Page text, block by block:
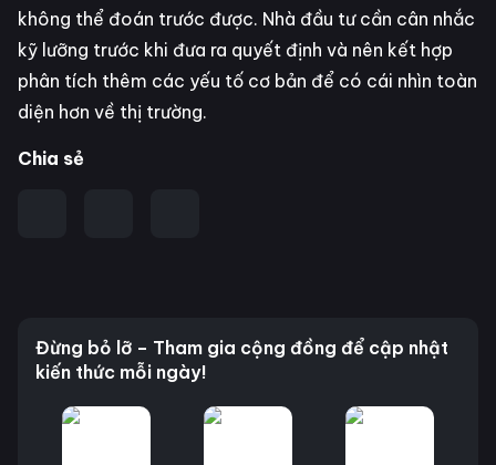
không thể đoán trước được. Nhà đầu tư cần cân nhắc
kỹ lưỡng trước khi đưa ra quyết định và nên kết hợp
phân tích thêm các yếu tố cơ bản để có cái nhìn toàn
diện hơn về thị trường.
Chia sẻ
Đừng bỏ lỡ – Tham gia cộng đồng để cập nhật
kiến thức mỗi ngày!